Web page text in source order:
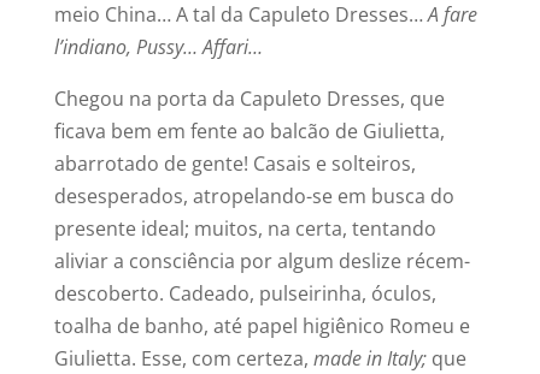
meio China… A tal da Capuleto Dresses…A fare
l’indiano, Pussy… Affari…
Chegou na porta da Capuleto Dresses, que
ficava bem em fente ao balcão de Giulietta,
abarrotado de gente! Casais e solteiros,
desesperados, atropelando-se em busca do
presente ideal; muitos, na certa, tentando
aliviar a consciência por algum deslize récem-
descoberto. Cadeado, pulseirinha, óculos,
toalha de banho, até papel higiênico Romeu e
Giulietta. Esse, com certeza, made in Italy; que